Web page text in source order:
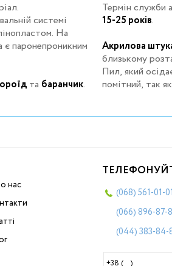
системі
На
є паронепроникним
та баранчик.
Термін служби
15-25 років.
Акрилова
близькому
Пил, який
помітний, так
нас
(068) 561-01-
(066) 896-87-
(044) 383-84-